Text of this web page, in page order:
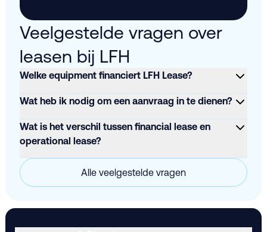
Veelgestelde vragen over
leasen bij LFH
Welke equipment financiert LFH Lease?
Wat heb ik nodig om een aanvraag in te dienen?
Wat is het verschil tussen financial lease en
operational lease?
Alle veelgestelde vragen